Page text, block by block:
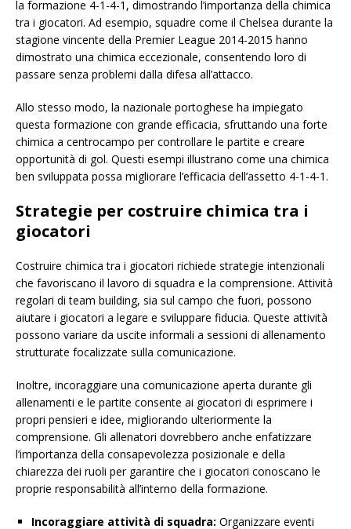
la formazione 4-1-4-1, dimostrando l’importanza della chimica
tra i giocatori. Ad esempio, squadre come il Chelsea durante la
stagione vincente della Premier League 2014-2015 hanno
dimostrato una chimica eccezionale, consentendo loro di
passare senza problemi dalla difesa all’attacco.
Allo stesso modo, la nazionale portoghese ha impiegato
questa formazione con grande efficacia, sfruttando una forte
chimica a centrocampo per controllare le partite e creare
opportunità di gol. Questi esempi illustrano come una chimica
ben sviluppata possa migliorare l’efficacia dell’assetto 4-1-4-1.
Strategie per costruire chimica tra i
giocatori
Costruire chimica tra i giocatori richiede strategie intenzionali
che favoriscano il lavoro di squadra e la comprensione. Attività
regolari di team building, sia sul campo che fuori, possono
aiutare i giocatori a legare e sviluppare fiducia. Queste attività
possono variare da uscite informali a sessioni di allenamento
strutturate focalizzate sulla comunicazione.
Inoltre, incoraggiare una comunicazione aperta durante gli
allenamenti e le partite consente ai giocatori di esprimere i
propri pensieri e idee, migliorando ulteriormente la
comprensione. Gli allenatori dovrebbero anche enfatizzare
l’importanza della consapevolezza posizionale e della
chiarezza dei ruoli per garantire che i giocatori conoscano le
proprie responsabilità all’interno della formazione.
Incoraggiare attività di squadra: Organizzare eventi